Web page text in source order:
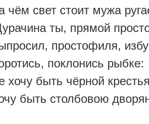
чём свет стоит мужа
ты, прямой
простофиля,
поклонись рыбке:
хочу быть чёрной
быть столбовою